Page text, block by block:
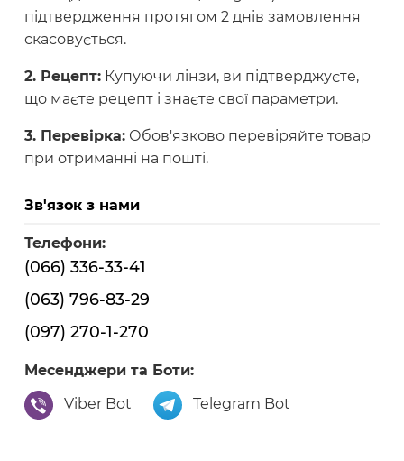
підтвердження протягом 2 днів замовлення
скасовується.
2. Рецепт: Купуючи лінзи, ви підтверджуєте,
що маєте рецепт і знаєте свої параметри.
3. Перевірка: Обов'язково перевіряйте товар
при отриманні на пошті.
Зв'язок з нами
Телефони:
(066) 336-33-41
(063) 796-83-29
(097) 270-1-270
Месенджери та Боти:
Viber Bot
Telegram Bot